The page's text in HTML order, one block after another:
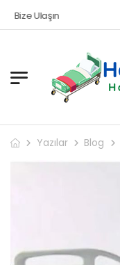
Bize Ulaşın
Yazılar Blog